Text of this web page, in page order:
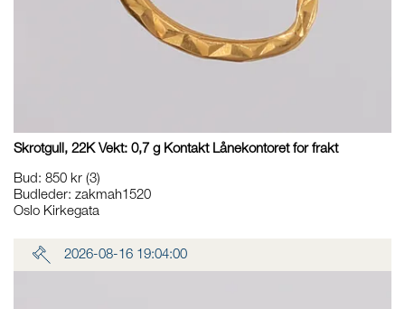
Skrotgull, 22K Vekt: 0,7 g Kontakt Lånekontoret for frakt
Bud: 850 kr (3)
Budleder: zakmah1520
Oslo Kirkegata
2026-08-16 19:04:00